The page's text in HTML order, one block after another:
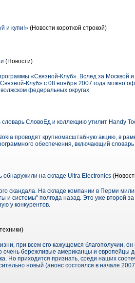
и купи!» (Новости короткой строкой)
(Новости)
«Связной-Клуб». Вслед за Москвой
Клуб» с 08 ноября 2007 года можно
федеральных округах.
СловоЕд и коллекцию утилит Handy
проводят крупномасштабную акцию, в
обеспечения, включающий
обнаружили на складе Ultra Electronics
скандала. На складе компании в Перми
и системы" полгода назад. Это уже второй
у конкурентов.
при всем его кажущемся благополучии, он
очень бережливые американцы и европейцы
Но приходится признать, среди наших
новый (анонс состоялся в начале